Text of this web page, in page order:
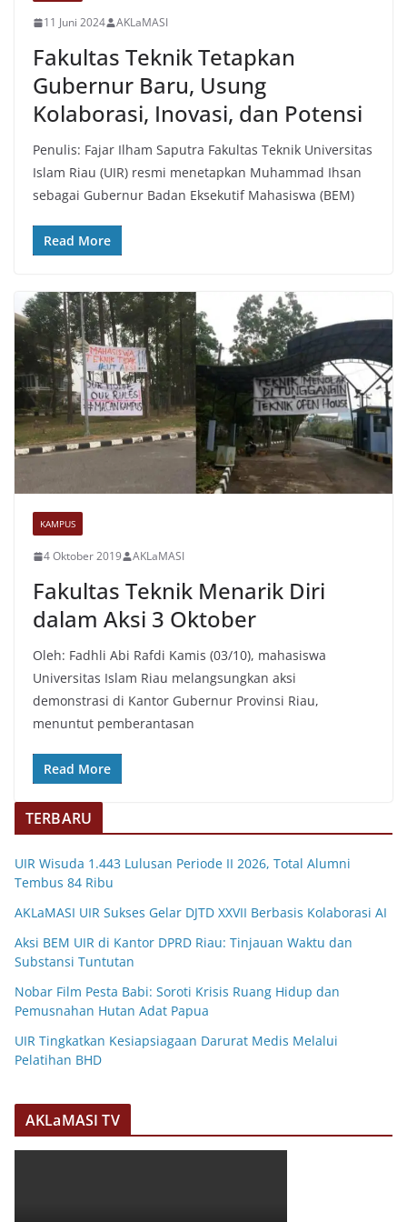
11 Juni 2024 AKLaMASI
Fakultas Teknik Tetapkan
Gubernur Baru, Usung
Kolaborasi, Inovasi, dan Potensi
Penulis: Fajar Ilham Saputra Fakultas Teknik Universitas
Islam Riau (UIR) resmi menetapkan Muhammad Ihsan
sebagai Gubernur Badan Eksekutif Mahasiswa (BEM)
Read More
KAMPUS
4 Oktober 2019 AKLaMASI
Fakultas Teknik Menarik Diri
dalam Aksi 3 Oktober
Oleh: Fadhli Abi Rafdi Kamis (03/10), mahasiswa
Universitas Islam Riau melangsungkan aksi
demonstrasi di Kantor Gubernur Provinsi Riau,
menuntut pemberantasan
Read More
TERBARU
UIR Wisuda 1.443 Lulusan Periode II 2026, Total Alumni
Tembus 84 Ribu
AKLaMASI UIR Sukses Gelar DJTD XXVII Berbasis Kolaborasi AI
Aksi BEM UIR di Kantor DPRD Riau: Tinjauan Waktu dan
Substansi Tuntutan
Nobar Film Pesta Babi: Soroti Krisis Ruang Hidup dan
Pemusnahan Hutan Adat Papua
UIR Tingkatkan Kesiapsiagaan Darurat Medis Melalui
Pelatihan BHD
AKLaMASI TV